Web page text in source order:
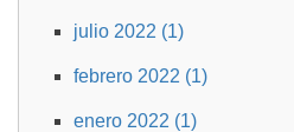
julio 2022 (1)
febrero 2022 (1)
enero 2022 (1)